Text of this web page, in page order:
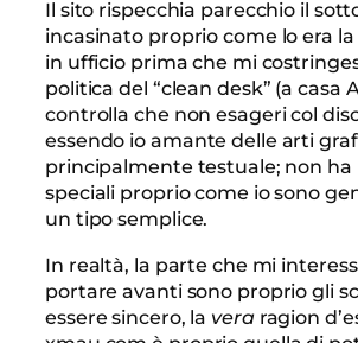
Il sito rispecchia parecchio il
incasinato proprio come lo era
in ufficio prima che mi
politica del “clean desk” (a casa
controlla che non esageri col
essendo io amante delle arti
principalmente testuale; non
speciali proprio come io sono
un tipo semplice.
In realtà, la parte che mi
portare avanti sono proprio gli
essere sincero, la veraragion